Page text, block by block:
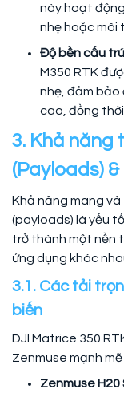
này hoạt
nhẹ hoặc môi
Độ bền cấu
M350 RTK
nhẹ, đảm bảo
cao, đồng
3. Khả năng
(Payloads)
Khả năng mang
(payloads) là yếu
trở thành một nền
ứng dụng khác
3.1. Các tải
biến
DJI Matrice 350
Zenmuse mạnh
Zenmuse H20